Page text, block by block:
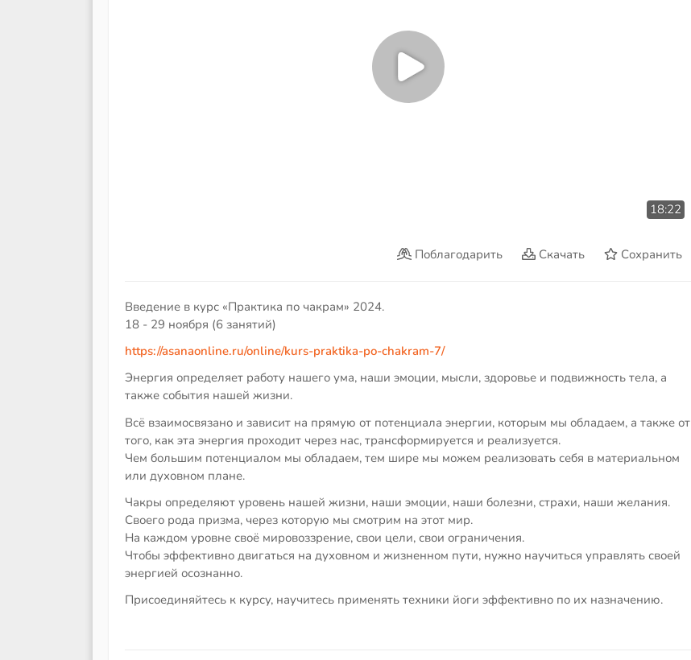
18:22
Поблагодарить Скачать Сохранить
Введение в курс «Практика по чакрам» 2024.
18 - 29 ноября (6 занятий)
https://asanaonline.ru/online/kurs-praktika-po-chakram-7/
Энергия определяет работу нашего ума, наши эмоции, мысли, здоровье и подвижность тела, а
также события нашей жизни.
Всё взаимосвязано и зависит на прямую от потенциала энергии, которым мы обладаем, а также от
того, как эта энергия проходит через нас, трансформируется и реализуется.
Чем большим потенциалом мы обладаем, тем шире мы можем реализовать себя в материальном
или духовном плане.
Чакры определяют уровень нашей жизни, наши эмоции, наши болезни, страхи, наши желания.
Своего рода призма, через которую мы смотрим на этот мир.
На каждом уровне своё мировоззрение, свои цели, свои ограничения.
Чтобы эффективно двигаться на духовном и жизненном пути, нужно научиться управлять своей
энергией осознанно.
Присоединяйтесь к курсу, научитесь применять техники йоги эффективно по их назначению.